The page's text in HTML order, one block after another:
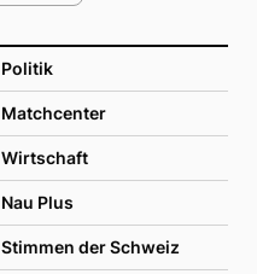
Politik
Matchcenter
Wirtschaft
Nau Plus
Stimmen der Schweiz